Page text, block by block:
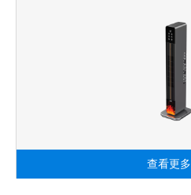
查看更多